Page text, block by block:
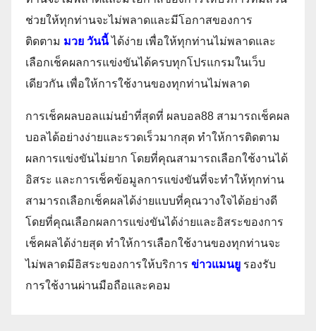
ช่วยให้ทุกท่านจะไม่พลาดและมีโอกาสของการ
ติดตาม มวย วันนี้ ได้ง่าย เพื่อให้ทุกท่านไม่พลาดและ
เลือกเช็คผลการแข่งขันได้ครบทุกโปรแกรมในเว็บ
เดียวกัน เพื่อให้การใช้งานของทุกท่านไม่พลาด
การเช็คผลบอลแม่นยำที่สุดที่ ผลบอล88 สามารถเช็คผล
บอลได้อย่างง่ายและรวดเร็วมากสุด ทำให้การติดตาม
ผลการแข่งขันไม่ยาก โดยที่คุณสามารถเลือกใช้งานได้
อิสระ และการเช็คข้อมูลการแข่งขันที่จะทำให้ทุกท่าน
สามารถเลือกเช็คผลได้ง่ายแบบที่คุณวางใจได้อย่างดี
โดยที่คุณเลือกผลการแข่งขันได้ง่ายและอิสระของการ
เช็คผลได้ง่ายสุด ทำให้การเลือกใช้งานของทุกท่านจะ
ไม่พลาดมีอิสระของการให้บริการ ข่าวแมนยู รองรับ
การใช้งานผ่านมือถือและคอม